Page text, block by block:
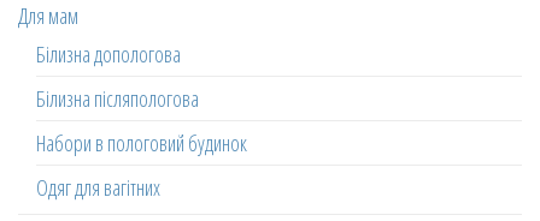
Для мам
Білизна допологова
Білизна післяпологова
Набори в пологовий будинок
Одяг для вагітних